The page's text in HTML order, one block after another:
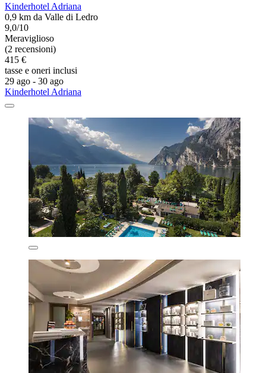
Kinderhotel Adriana
0,9 km da Valle di Ledro
9,0/10
Meraviglioso
(2 recensioni)
415 €
tasse e oneri inclusi
29 ago - 30 ago
Kinderhotel Adriana